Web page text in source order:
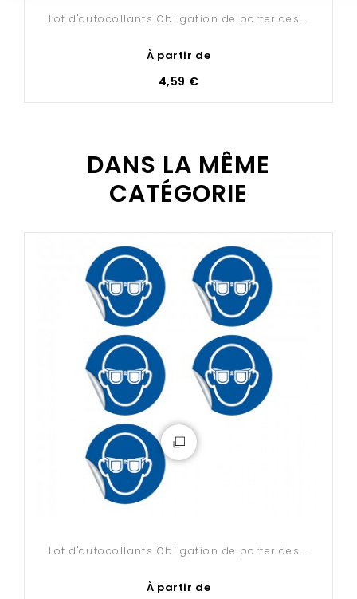
Lot d'autocollants Obligation de porter des...
À partir de
4,59 €
DANS LA MÊME
CATÉGORIE
Lot d'autocollants Obligation de porter des...
À partir de